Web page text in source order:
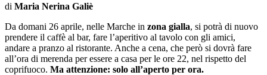
di Maria Nerina Galiè
Da domani 26 aprile, nelle Marche in zona gialla, si potrà di nuovo
prendere il caffè al bar, fare l’aperitivo al tavolo con gli amici,
andare a pranzo al ristorante. Anche a cena, che però si dovrà fare
all’ora di merenda per essere a casa per le ore 22, nel rispetto del
coprifuoco. Ma attenzione: solo all’aperto per ora.